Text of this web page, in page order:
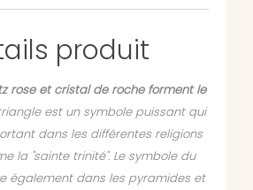
produit
rose et cristal de roche forment le
est un symbole puissant qui
dans les différentes religions
la "sainte trinité". Le symbole du
également dans les pyramides et